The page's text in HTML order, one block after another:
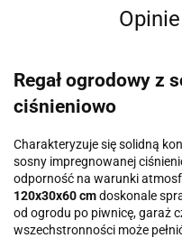
Regał ogrodowy z
ciśnieniowo
Charakteryzuje się solidną
sosny impregnowanej
odporność na warunki
120x30x60 cmdoskonale
od ogrodu po piwnicę, garaż
wszechstronności może